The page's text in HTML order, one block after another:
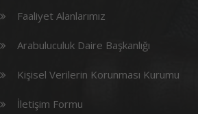
Faaliyet Alanlarımız
Arabuluculuk Daire Başkanlığı
Kişisel Verilerin Korunması Kurumu
İletişim Formu